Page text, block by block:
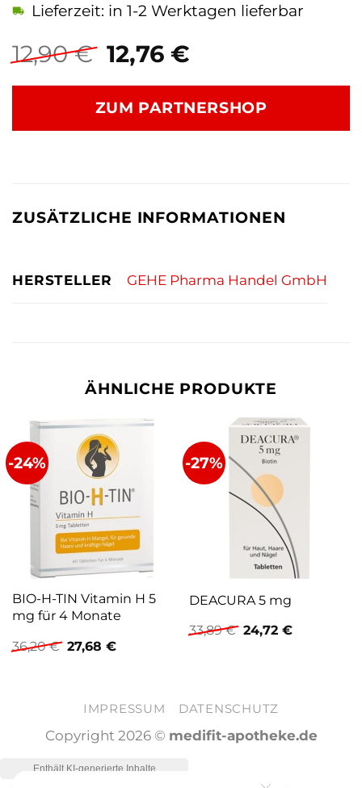
12,90€ Ursprünglicher
Preis
war:
12,90 €
12,76 €Aktueller
ist:
12,76 €.
Lieferzeit: in 1-2 Werktagen lieferbar
ZUM PARTNERSHOP
ZUSÄTZLICHE INFORMATIONEN
HERSTELLER GEHE Pharma Handel GmbH
ÄHNLICHE PRODUKTE
-24%
BIO-H-TIN Vitamin H 5
mg für 4 Monate
36,20€ Ursprünglicher
Preis
27,68 €Aktueller
-27%
DEACURA 5 mg
33,89€ Ursprünglicher
Preis
24,72 €Aktueller
IMPRESSUM DATENSCHUTZ
Copyright 2026 © medifit-apotheke.de